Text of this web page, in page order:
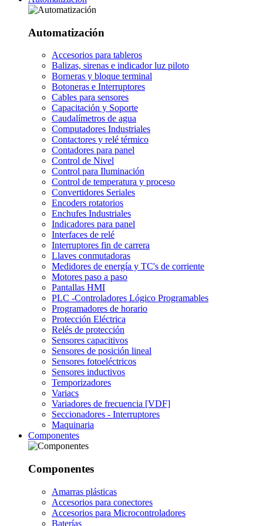
Automatización
Accesorios para tableros
Balizas, sirenas e indicador luz piloto
Borneras y bloque terminal
Botoneras e Interruptores
Cables para sensores
Capacitación y Soporte
Caudalímetros de agua
Computadores Industriales
Contactores y relé térmico
Contadores para panel
Control de Nivel
Control para Iluminación
Control de temperatura y proceso
Convertidores Seriales
Encoders rotatorios
Enchufes Industriales
Indicadores para panel
Interfaces de relé
Interruptores fin de carrera
Llaves conmutadoras
Medidores de energía y TC's de corriente
Motores paso a paso
Pantallas HMI
PLC -Controladores Lógico Programables
Programadores de horario
Protección Eléctrica
Relés de protección
Sensores capacitivos
Sensores de posición lineal
Sensores fotoeléctricos
Sensores inductivos
Temporizadores
Variacs
Variadores de frecuencia [VDF]
Seccionadores - Interruptores
Maquinaria
Componentes
Componentes
Amarras plásticas
Accesorios para conectores
Accesorios para Microcontroladores
Baterías